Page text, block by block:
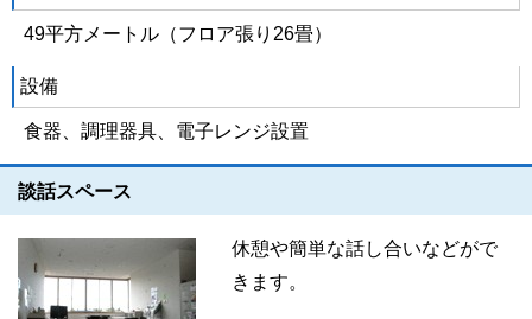
49平方メートル（フロア張り26畳）
設備
食器、調理器具、電子レンジ設置
談話スペース
休憩や簡単な話し合いなどがで
きます。